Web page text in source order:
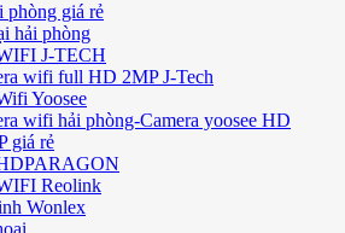
phòng giá rẻ
hải phòng
J-TECH
wifi full HD 2MP J-Tech
Yoosee
wifi hải phòng-Camera yoosee HD
giá rẻ
Reolink
Wonlex